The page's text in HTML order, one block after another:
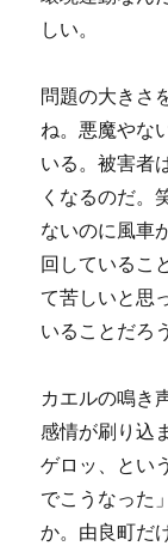
しい。
問題の大きさ
ね。悪魔やな
いる。被害者
くなるのだ。
ないのに風車
回しているこ
て苦しいと思
いることだろ
カエルの鳴き
感情が刷り込
ゲロッ、とい
でこうなった
か。由良町だ